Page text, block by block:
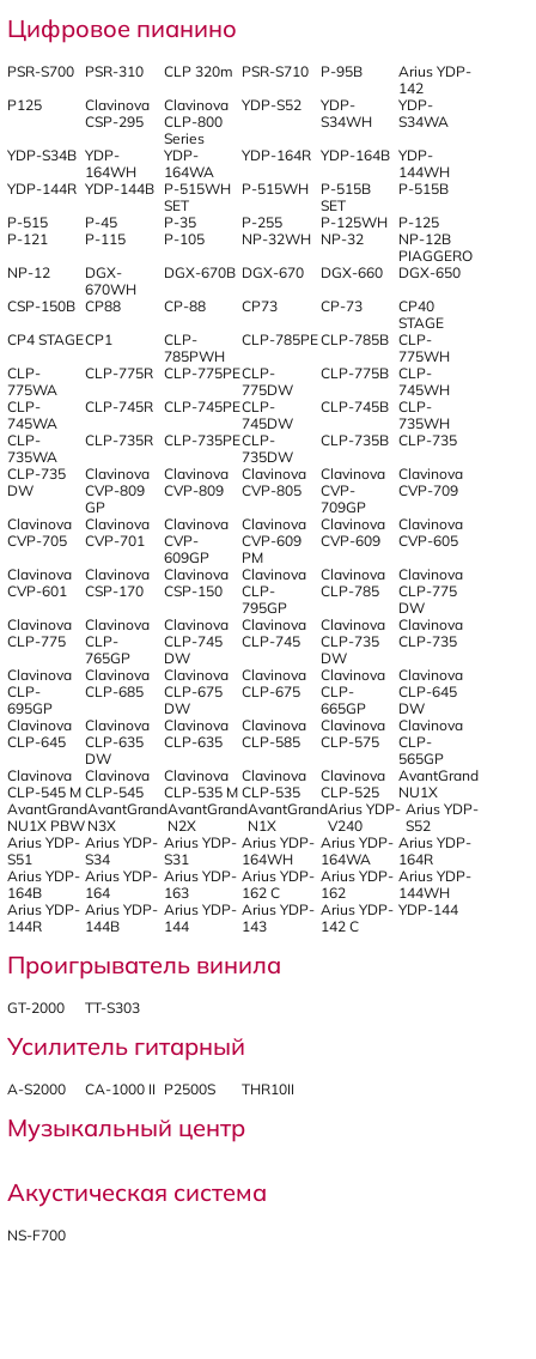
Цифровое пианино
PSR-S700 PSR-310 CLP 320m PSR-S710 P-95B
Arius YDP-
142
P125
Clavinova
CSP-295
Clavinova
CLP-800
Series
YDP-S52
YDP-
S34WH
YDP-
S34WA
YDP-S34B YDP-
164WH
YDP-
164WA
YDP-164R YDP-164B YDP-
144WH
YDP-144R YDP-144B P-515WH
SET
P-515WH
P-515B
SET
P-515B
P-515
P-45 P-35 P-255 P-125WH
P-125
P-121
P-115 P-105 NP-32WH NP-32
NP-12B
PIAGGERO
NP-12
DGX-
670WH
DGX-670B DGX-670 DGX-660
DGX-650
CSP-150B CP88 CP-88 CP73 CP-73
CP40
STAGE
CP4 STAGECP1
CLP-
785PWH
CLP-785PECLP-785B CLP-
775WH
CLP-
775WA
CLP-775R CLP-775PECLP-
775DW
CLP-775B CLP-
745WH
CLP-
745WA
CLP-745R CLP-745PECLP-
745DW
CLP-745B CLP-
735WH
CLP-
735WA
CLP-735R CLP-735PECLP-
735DW
CLP-735B CLP-735
CLP-735
DW
Clavinova
CVP-809
GP
Clavinova
CVP-809
Clavinova
CVP-805
Clavinova
CVP-
709GP
Clavinova
CVP-709
Clavinova
CVP-705
Clavinova
CVP-701
Clavinova
CVP-
609GP
Clavinova
CVP-609
PM
Clavinova
CVP-609
Clavinova
CVP-605
Clavinova
CVP-601
Clavinova
CSP-170
Clavinova
CSP-150
Clavinova
CLP-
795GP
Clavinova
CLP-785
Clavinova
CLP-775
DW
Clavinova
CLP-775
Clavinova
CLP-
765GP
Clavinova
CLP-745
DW
Clavinova
CLP-745
Clavinova
CLP-735
DW
Clavinova
CLP-735
Clavinova
CLP-
695GP
Clavinova
CLP-685
Clavinova
CLP-675
DW
Clavinova
CLP-675
Clavinova
CLP-
665GP
Clavinova
CLP-645
DW
Clavinova
CLP-645
Clavinova
CLP-635
DW
Clavinova
CLP-635
Clavinova
CLP-585
Clavinova
CLP-575
Clavinova
CLP-
565GP
Clavinova
CLP-545 M
Clavinova
CLP-545
Clavinova
CLP-535 M
Clavinova
CLP-535
Clavinova
CLP-525
AvantGrand
NU1X
AvantGrand
NU1X PBW
AvantGrand
N3X
AvantGrand
N2X
AvantGrand
N1X
Arius YDP-
V240
Arius YDP-
S52
Arius YDP-
S51
Arius YDP-
S34
Arius YDP-
S31
Arius YDP-
164WH
Arius YDP-
164WA
Arius YDP-
164R
Arius YDP-
164B
Arius YDP-
164
Arius YDP-
163
Arius YDP-
162 C
Arius YDP-
162
Arius YDP-
144WH
Arius YDP-
144R
Arius YDP-
144B
Arius YDP-
144
Arius YDP-
143
Arius YDP-
142 C
YDP-144
Проигрыватель винила
GT-2000 TT-S303
Усилитель гитарный
A-S2000 CA-1000 II P2500S THR10II
Музыкальный центр
Акустическая система
NS-F700